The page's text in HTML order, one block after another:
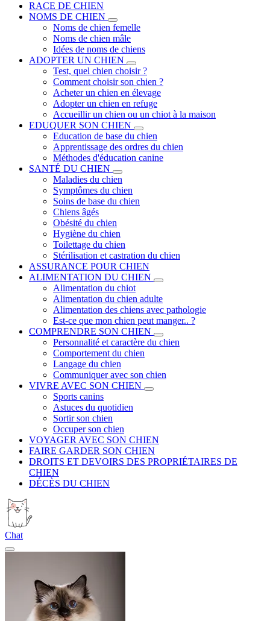
RACE DE CHIEN
NOMS DE CHIEN
Noms de chien femelle
Noms de chien mâle
Idées de noms de chiens
ADOPTER UN CHIEN
Test, quel chien choisir ?
Comment choisir son chien ?
Acheter un chien en élevage
Adopter un chien en refuge
Accueillir un chien ou un chiot à la maison
EDUQUER SON CHIEN
Education de base du chien
Apprentissage des ordres du chien
Méthodes d'éducation canine
SANTÉ DU CHIEN
Maladies du chien
Symptômes du chien
Soins de base du chien
Chiens âgés
Obésité du chien
Hygiène du chien
Toilettage du chien
Stérilisation et castration du chien
ASSURANCE POUR CHIEN
ALIMENTATION DU CHIEN
Alimentation du chiot
Alimentation du chien adulte
Alimentation des chiens avec pathologie
Est-ce que mon chien peut manger.. ?
COMPRENDRE SON CHIEN
Personnalité et caractère du chien
Comportement du chien
Langage du chien
Communiquer avec son chien
VIVRE AVEC SON CHIEN
Sports canins
Astuces du quotidien
Sortir son chien
Occuper son chien
VOYAGER AVEC SON CHIEN
FAIRE GARDER SON CHIEN
DROITS ET DEVOIRS DES PROPRIÉTAIRES DE
CHIEN
DÉCÈS DU CHIEN
Chat